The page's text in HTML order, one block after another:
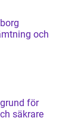
och
för
säkrare